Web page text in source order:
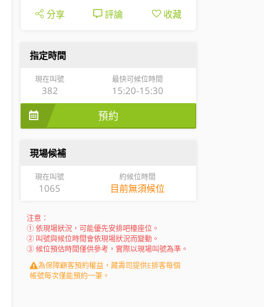
分享 評論 收藏
指定時間
現在叫號
382
最快可候位時間
15:20-15:30
預約
現場候補
現在叫號
1065
約候位時間
目前無須候位
注意：
① 依現場狀況，可能優先安排吧檯座位。
② 叫號與候位時間會依現場狀況而變動。
③ 候位預估時間僅供參考，實際以現場叫號為準。
為保障顧客預約權益，藏壽司提供E排客每個
帳號每次僅能預約一筆。